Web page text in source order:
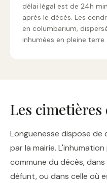
délai légal est de 24h
après le décès. Les
en columbarium,
inhumées en pleine terre.
Les cimetières
Longuenesse dispose de
par la mairie.
commune du décès,
défunt, ou dans celle où